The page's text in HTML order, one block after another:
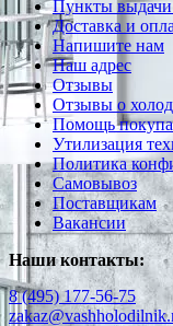
Пункты выдачи
Доставка и
Напишите нам
Наш адрес
Отзывы
Отзывы о
Помощь
Утилизация
Политика
Самовывоз
Поставщикам
Вакансии
Наши контакты:
8 (495) 177-56-75